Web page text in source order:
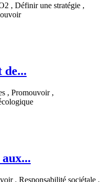
, Définir une stratégie ,
de...
, Promouvoir ,
, Responsabilité sociétale ,